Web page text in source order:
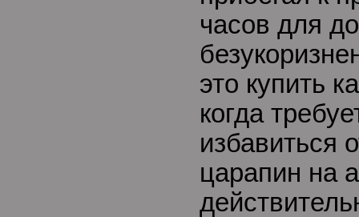
часов для
это купить
когда
избавиться
царапин на